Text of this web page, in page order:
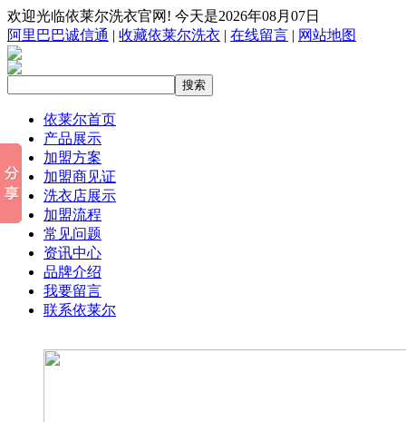
欢迎光临依莱尔洗衣官网! 今天是2026年08月07日
阿里巴巴诚信通 | 收藏依莱尔洗衣 | 在线留言 | 网站地图
依莱尔首页
产品展示
加盟方案
加盟商见证
洗衣店展示
加盟流程
常见问题
资讯中心
品牌介绍
我要留言
联系依莱尔